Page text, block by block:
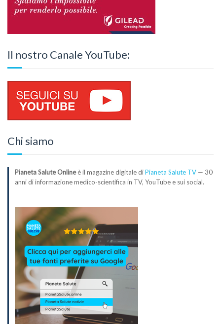
Il nostro Canale YouTube:
Chi siamo
Pianeta Salute Onlineè il magazine digitale diPianeta Salute TV — 30
anni di informazione medico-scientifica in TV, YouTube e sui social.